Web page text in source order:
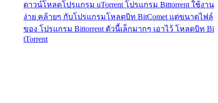
ดาวน์โหลดโปรแกรม uTorrent โปรแกรม Bittorrent ใช้งาน
ง่าย คล้ายๆ กับโปรแกรมโหลดบิท BitComet แต่ขนาดไฟล์
ของ โปรแกรม Bittorrent ตัวนี้เล็กมากๆ เอาไว้ โหลดบิท Bi
tTorrent